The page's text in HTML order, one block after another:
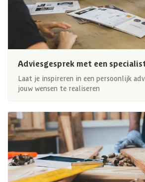
Adviesgesprek met een
Laat je inspireren in een persoonlijk
jouw wensen te realiseren